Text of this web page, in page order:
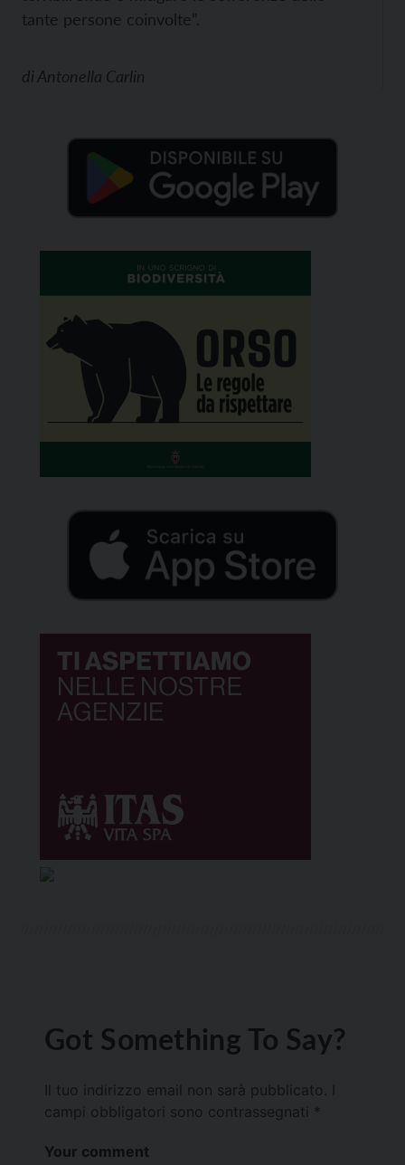
tante persone coinvolte”.
diAntonella Carlin
Got Something To Say?
Il tuo indirizzo email non sarà pubblicato.
campi obbligatori sono contrassegnati *
Your comment